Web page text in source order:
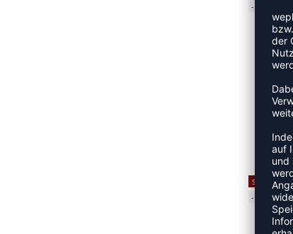
-17%
SALE
-17%